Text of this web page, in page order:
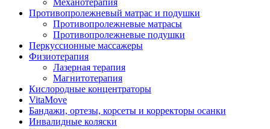
Механотерапия
Противопролежневый матрас и подушки
Противопролежневые матрасы
Противопролежневые подушки
Перкуссионные массажеры
Физиотерапия
Лазерная терапия
Магнитотерапия
Кислородные концентраторы
VitaMove
Бандажи, ортезы, корсеты и корректоры осанки
Инвалидные коляски